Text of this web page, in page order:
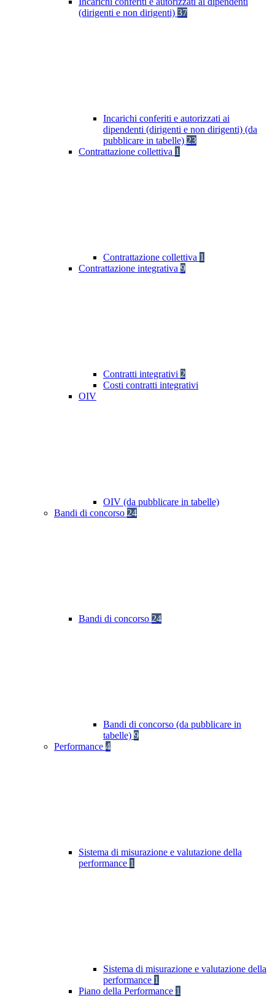
(dirigenti e non dirigenti) 37
Incarichi conferiti e autorizzati ai
dipendenti (dirigenti e non dirigenti) (da
pubblicare in tabelle) 23
Contrattazione collettiva 1
Contrattazione collettiva 1
Contrattazione integrativa 9
Contratti integrativi 2
Costi contratti integrativi
OIV
OIV (da pubblicare in tabelle)
Bandi di concorso 24
Bandi di concorso 24
Bandi di concorso (da pubblicare in
tabelle) 9
Performance 4
Sistema di misurazione e valutazione della
performance 1
Sistema di misurazione e valutazione della
performance 1
Piano della Performance 1